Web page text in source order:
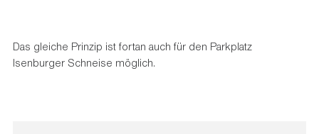
Das gleiche Prinzip ist fortan auch für den Parkplatz
Isenburger Schneise möglich.